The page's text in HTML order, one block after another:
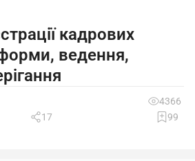
кадрових
ведення,
4366
17 99